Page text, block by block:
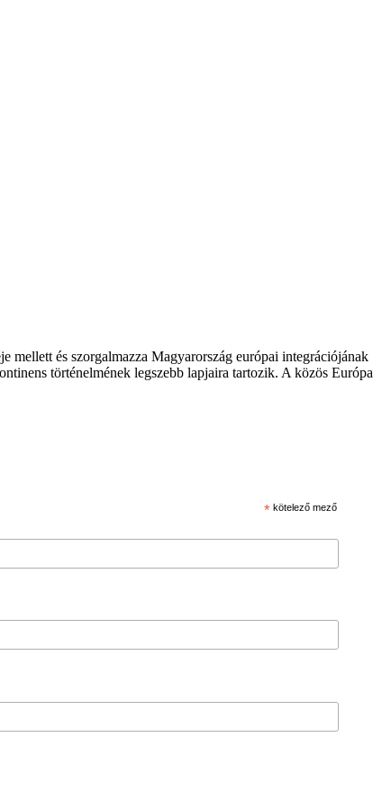
mellett és szorgalmazza Magyarország európai integrációjának
történelmének legszebb lapjaira tartozik. A közös Európa
* kötelező mező